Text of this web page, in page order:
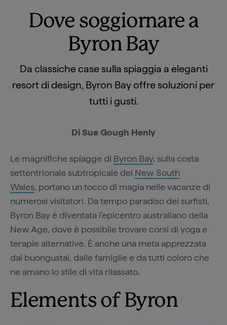
Dove soggiornare a
Byron Bay
Da classiche case sulla spiaggia a eleganti
resort di design, Byron Bay offre soluzioni per
tutti i gusti.
Di Sue Gough Henly
Le magnifiche spiagge di Byron Bay, sulla costa
settentrionale subtropicale del New South
Wales, portano un tocco di magia nelle vacanze di
numerosi visitatori. Da tempo paradiso dei surfisti,
Byron Bay è diventata l'epicentro australiano della
New Age, dove è possibile trovare corsi di yoga e
terapie alternative. È anche una meta apprezzata
dai buongustai, dalle famiglie e da tutti coloro che
ne amano lo stile di vita rilassato.
Elements of Byron